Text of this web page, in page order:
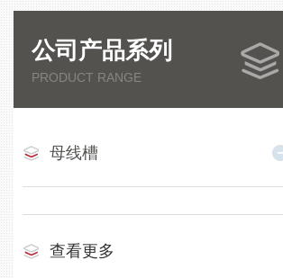
公司产品系列
PRODUCT RANGE
母线槽
查看更多